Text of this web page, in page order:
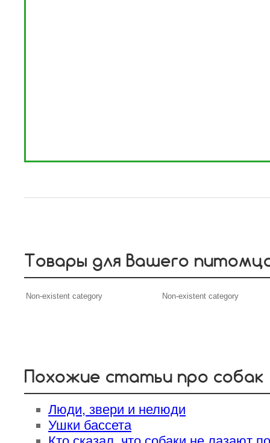
Товары для Вашего
Non-existent category Non-existent category
Похожие статьи про собак
Люди, звери и нелюди
Ушки бассета